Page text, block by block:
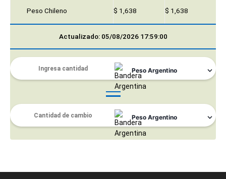
Peso Chileno $ 1,638 $ 1,638
Actualizado: 05/08/2026 17:59:00